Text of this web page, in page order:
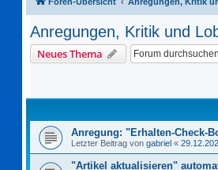
Anregungen, Kritik und
Neues Thema
Anregung: "Erhalten-Check-
Letzter Beitrag von gabriel «
"Artikel aktualisieren"